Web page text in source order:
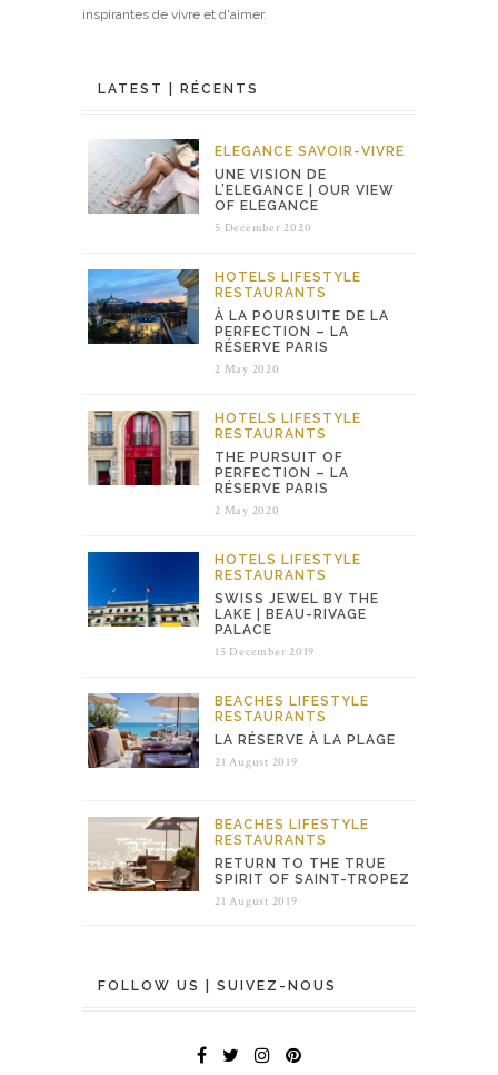
inspirantes de vivre et d'aimer.
LATEST | RÉCENTS
ELEGANCE SAVOIR-VIVRE
UNE VISION DE
L’ELEGANCE | OUR VIEW
OF ELEGANCE
5 December 2020
HOTELS LIFESTYLE
RESTAURANTS
À LA POURSUITE DE LA
PERFECTION – LA
RÉSERVE PARIS
2 May 2020
HOTELS LIFESTYLE
RESTAURANTS
THE PURSUIT OF
PERFECTION – LA
RÉSERVE PARIS
2 May 2020
HOTELS LIFESTYLE
RESTAURANTS
SWISS JEWEL BY THE
LAKE | BEAU-RIVAGE
PALACE
15 December 2019
BEACHES LIFESTYLE
RESTAURANTS
LA RÉSERVE À LA PLAGE
21 August 2019
BEACHES LIFESTYLE
RESTAURANTS
RETURN TO THE TRUE
SPIRIT OF SAINT-TROPEZ
21 August 2019
FOLLOW US | SUIVEZ-NOUS